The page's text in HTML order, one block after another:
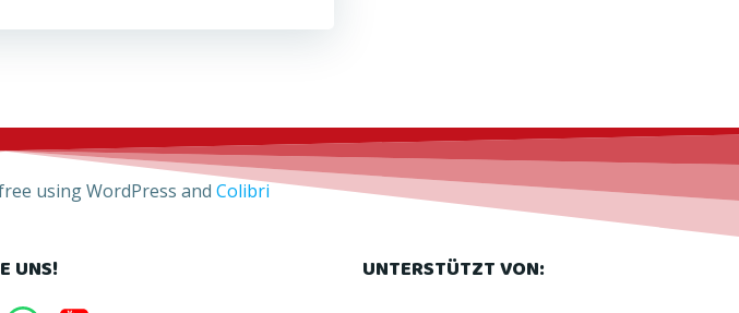
using WordPress and Colibri
UNS! UNTERSTÜTZT VON: